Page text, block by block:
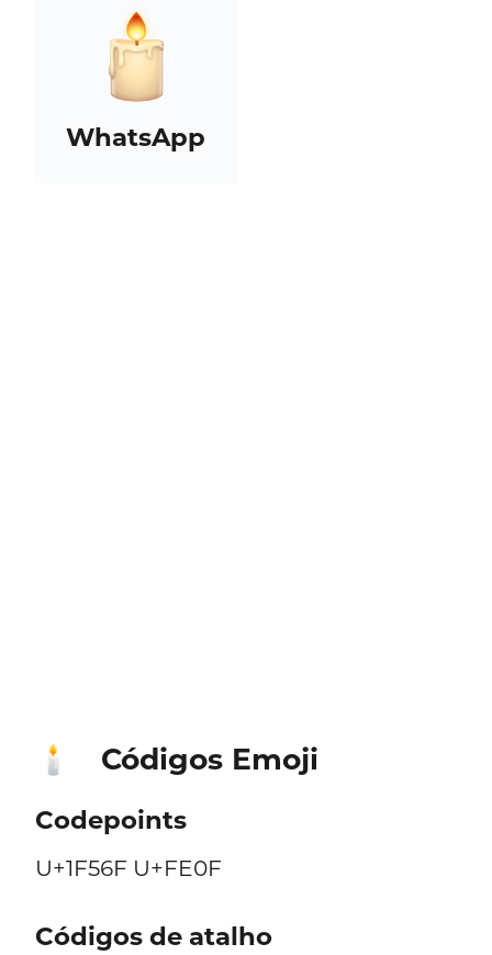
WhatsApp
🕯️ Códigos Emoji
Codepoints
U+1F56F U+FE0F
Códigos de atalho